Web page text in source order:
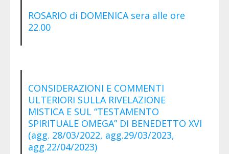
ROSARIO di DOMENICA sera alle ore
22.00
CONSIDERAZIONI E COMMENTI
ULTERIORI SULLA RIVELAZIONE
MISTICA E SUL “TESTAMENTO
SPIRITUALE OMEGA” DI BENEDETTO XVI
(agg. 28/03/2022, agg.29/03/2023,
agg.22/04/2023)